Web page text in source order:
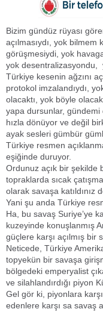
Bizim gündüz rüyası
açılmasıydı, yok
görüşmesiydi, yok
yok desentralizasyondu,
Türkiye kesenin ağzını
protokol imzalandıydı,
olacaktı, yok böyle
yapa dursunlar, gündemi
hızla dönüyor ve değil
ayak sesleri gümbür
Türkiye resmen
eşiğinde duruyor.
Ordunuz açık bir şekilde
topraklarda sıcak
olarak savaşa katıldınız
Yani şu anda Türkiye
Ha, bu savaş Suriye’ye
kuzeyinde konuşlanmış
güçlere karşı açılmış bir
Neticede, Türkiye
topyekün bir savaşa
bölgedeki emperyalist
ve silahlandırdığı piyon
Gel gör ki, piyonlara
edenlere karşı sa savaş